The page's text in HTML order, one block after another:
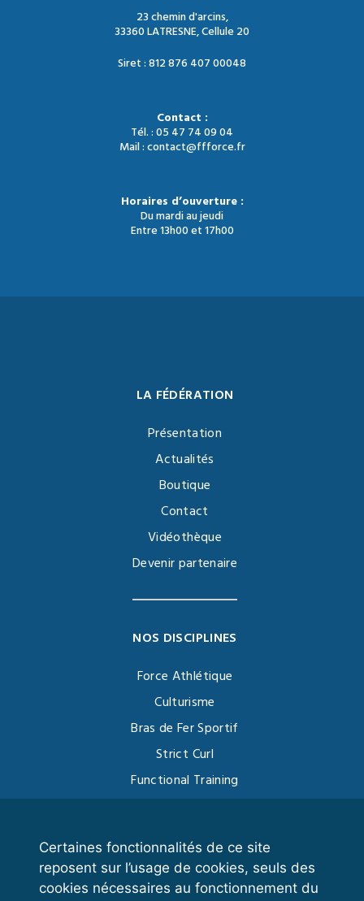
Certaines fonctionnalités de ce site
reposent sur l’usage de cookies, seuls des
cookies nécessaires au fonctionnement du
23 chemin d'arcins,
33360 LATRESNE, Cellule 20
Siret : 812 876 407 00048
Contact :
Tél. : 05 47 74 09 04
Mail : contact@ffforce.fr
Horaires d’ouverture :
Du mardi au jeudi
Entre 13h00 et 17h00
LA FÉDÉRATION
Présentation
Actualités
Boutique
Contact
Vidéothèque
Devenir partenaire
NOS DISCIPLINES
Force Athlétique
Culturisme
Bras de Fer Sportif
Strict Curl
Functional Training
VOS ESPACES